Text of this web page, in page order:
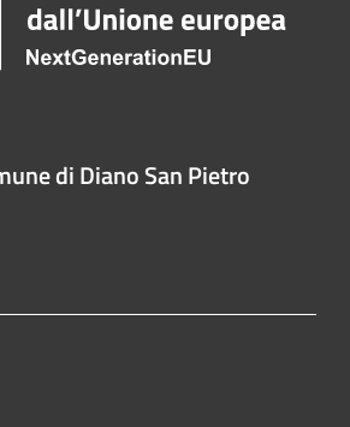
di Diano San Pietro